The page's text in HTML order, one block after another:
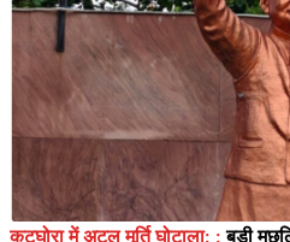
कटघोरा में अटल मूर्ति घोटाला: :बड़ी